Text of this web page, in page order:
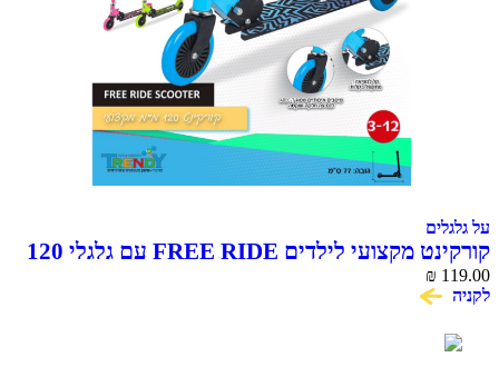
קורקינט מקצועי לילדים FREE RIDE עם גלגלי 120
₪